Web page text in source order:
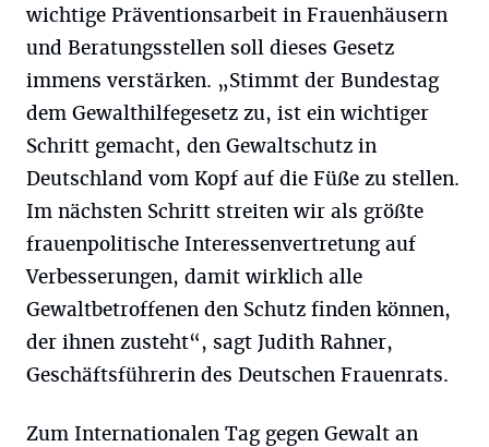
wichtige Präventionsarbeit in Frauenhäusern
und Beratungsstellen soll dieses Gesetz
immens verstärken. „Stimmt der Bundestag
dem Gewalthilfegesetz zu, ist ein wichtiger
Schritt gemacht, den Gewaltschutz in
Deutschland vom Kopf auf die Füße zu stellen.
Im nächsten Schritt streiten wir als größte
frauenpolitische Interessenvertretung auf
Verbesserungen, damit wirklich alle
Gewaltbetroffenen den Schutz finden können,
der ihnen zusteht“, sagt Judith Rahner,
Geschäftsführerin des Deutschen Frauenrats.
Zum Internationalen Tag gegen Gewalt an